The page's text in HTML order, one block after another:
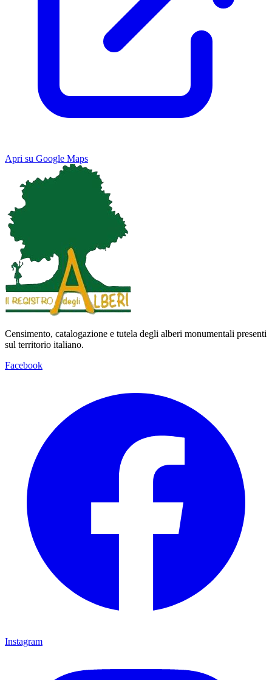
Apri su Google Maps
Map Satellite
Keyboard shortcuts
Censimento, catalogazione e tutela degli alberi monumentali presenti
sul territorio italiano.
Facebook
Instagram